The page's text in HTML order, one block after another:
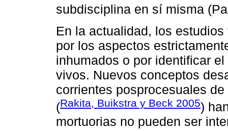
subdisciplina en sí misma
En la actualidad, los
por los aspectos
inhumados o por identificar
vivos. Nuevos conceptos
corrientes posprocesuales
(Rakita, Buikstra y Beck 2005)
mortuorias no pueden ser